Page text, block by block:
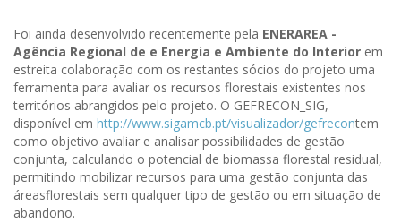
Foi ainda desenvolvido recentemente pela ENERAREA -
Agência Regional de e Energia e Ambiente do Interior em
estreita colaboração com os restantes sócios do projeto uma
ferramenta para avaliar os recursos florestais existentes nos
territórios abrangidos pelo projeto. O GEFRECON_SIG,
disponível em http://www.sigamcb.pt/visualizador/gefrecontem
como objetivo avaliar e analisar possibilidades de gestão
conjunta, calculando o potencial de biomassa florestal residual,
permitindo mobilizar recursos para uma gestão conjunta das
áreasflorestais sem qualquer tipo de gestão ou em situação de
abandono.